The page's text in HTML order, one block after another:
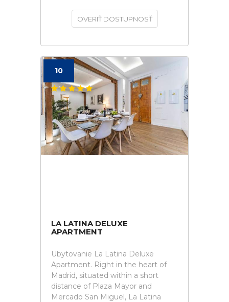
OVERIŤ DOSTUPNOSŤ
10
LA LATINA DELUXE
APARTMENT
Ubytovanie La Latina Deluxe
Apartment. Right in the heart of
Madrid, situated within a short
distance of Plaza Mayor and
Mercado San Miguel, La Latina